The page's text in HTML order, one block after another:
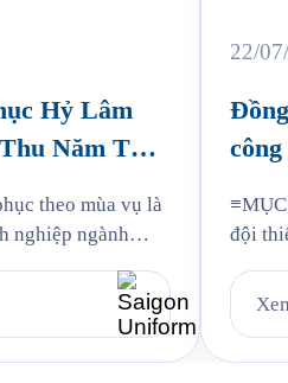
Hỷ Lâm
Năm Thứ
theo mùa vụ là
nghiệp ngành
lại lên, mỗi năm
về, Hỷ Lâm Môn
22/
đội
mẫu
Quy